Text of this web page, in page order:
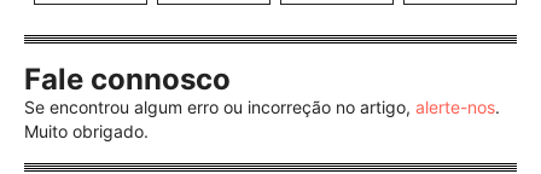
Fale connosco
Se encontrou algum erro ou incorreção no artigo, alerte-nos.
Muito obrigado.